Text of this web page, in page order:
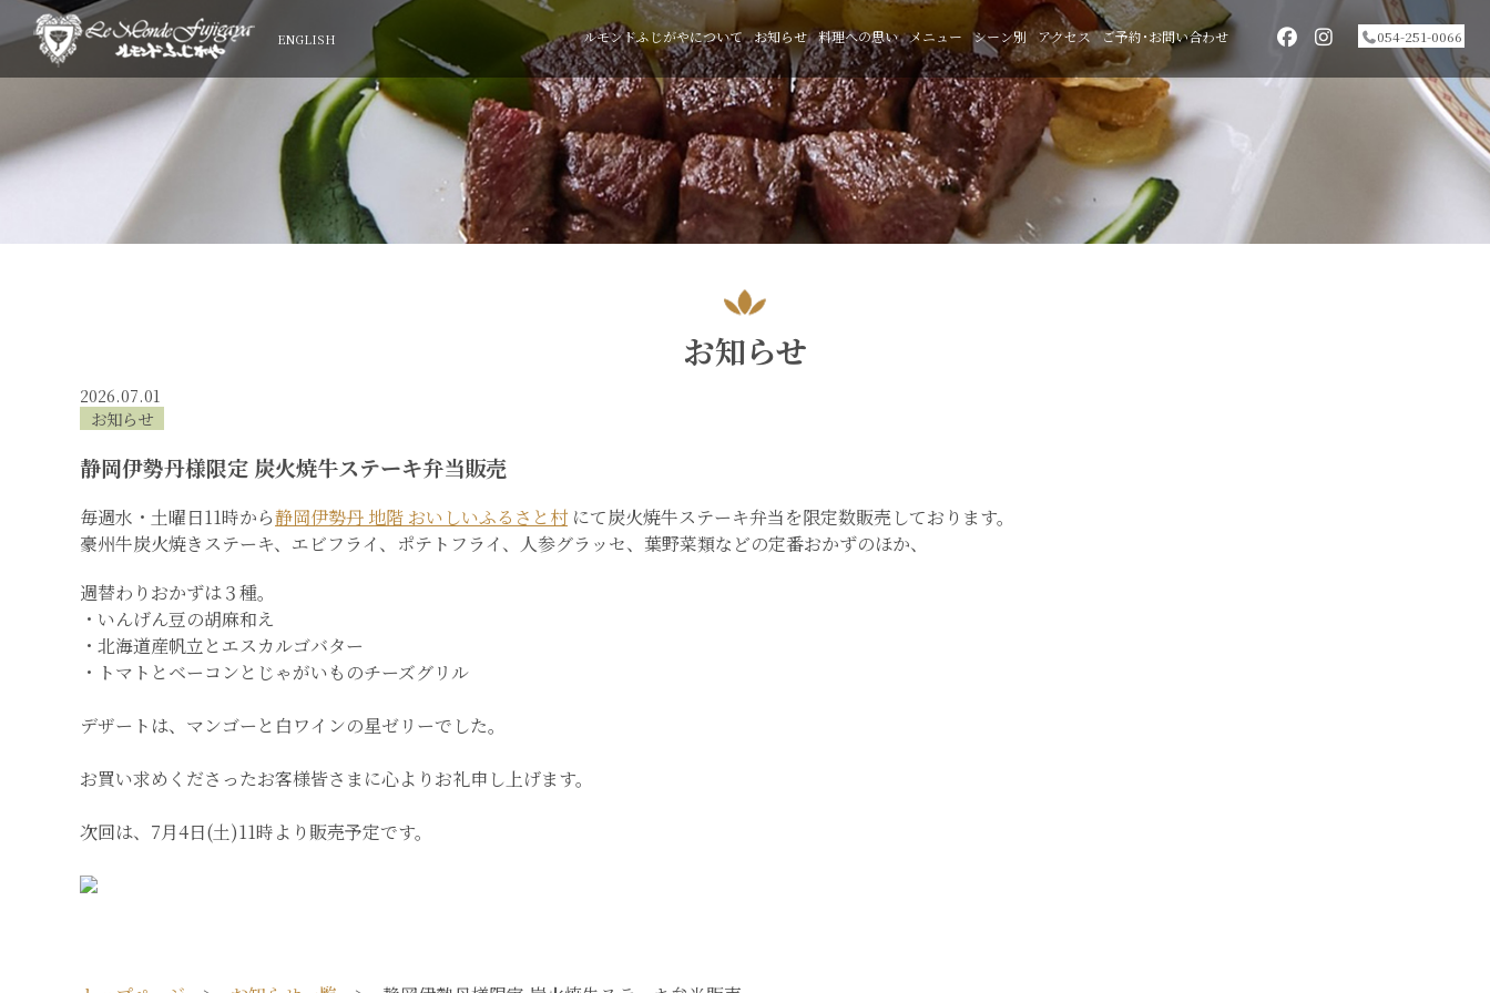
ENGLISH ルモンドふじがやについて お知らせ 料理への思い メニュー シーン別 アクセス ご予約･お問い合わせ 054-251-0066
お知らせ
2026.07.01
お知らせ
静岡伊勢丹様限定 炭火焼牛ステーキ弁当販売
毎週水・土曜日11時から静岡伊勢丹 地階 おいしいふるさと村 にて炭火焼牛ステーキ弁当を限定数販売しております。
豪州牛炭火焼きステーキ、エビフライ、ポテトフライ、人参グラッセ、葉野菜類などの定番おかずのほか、
週替わりおかずは３種。
・いんげん豆の胡麻和え
・北海道産帆立とエスカルゴバター
・トマトとベーコンとじゃがいものチーズグリル
デザートは、マンゴーと白ワインの星ゼリーでした。
お買い求めくださったお客様皆さまに心よりお礼申し上げます。
次回は、 7月4日(土)11時より販売予定です。